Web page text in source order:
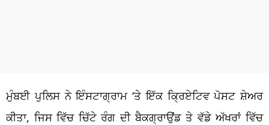
ਮੁੰਬਈ ਪੁਲਿਸ ਨੇ ਇੰਸਟਾਗ੍ਰਾਮ ‘ਤੇ ਇੱਕ ਕ੍ਰਿਏਟਿਵ ਪੋਸਟ ਸ਼ੇਅਰ
ਕੀਤਾ, ਜਿਸ ਵਿੱਚ ਚਿੱਟੇ ਰੰਗ ਦੀ ਬੈਕਗ੍ਰਾਉਂਡ ਤੇ ਵੱਡੇ ਅੱਖਰਾਂ ਵਿੱਚ